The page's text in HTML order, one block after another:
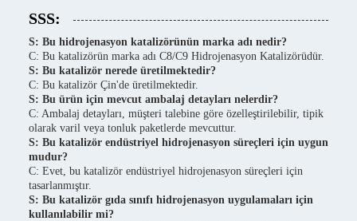
SSS:
S: Bu hidrojenasyon katalizörünün marka adı nedir?
C: Bu katalizörün marka adı C8/C9 Hidrojenasyon Katalizörüdür.
S: Bu katalizör nerede üretilmektedir?
C: Bu katalizör Çin'de üretilmektedir.
S: Bu ürün için mevcut ambalaj detayları nelerdir?
C: Ambalaj detayları, müşteri talebine göre özelleştirilebilir, tipik
olarak varil veya tonluk paketlerde mevcuttur.
S: Bu katalizör endüstriyel hidrojenasyon süreçleri için uygun
mudur?
C: Evet, bu katalizör endüstriyel hidrojenasyon süreçleri için
tasarlanmıştır.
S: Bu katalizör gıda sınıfı hidrojenasyon uygulamaları için
kullanılabilir mi?